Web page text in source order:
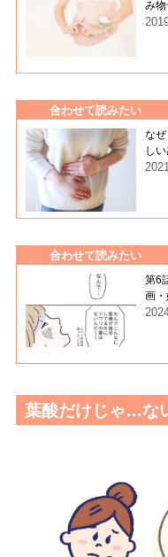
み物
合わせて読みたい
な
し
合わせて読みたい
第6
画・
葉酸だけじゃ…な